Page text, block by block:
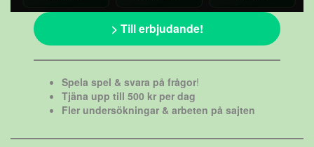
> Till erbjudande!
Spela spel & svara på frågor!
Tjäna upp till 500 kr per dag
Fler undersökningar & arbeten på sajten